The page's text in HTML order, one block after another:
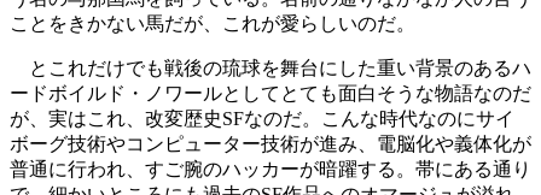
ことをきかない馬だが、これが愛らしいのだ。
とこれだけでも戦後の琉球を舞台にした重い背景のあるハ
ードボイルド・ノワールとしてとても面白そうな物語なのだ
が、実はこれ、改変歴史SFなのだ。こんな時代なのにサイ
ボーグ技術やコンピューター技術が進み、電脳化や義体化が
普通に行われ、すご腕のハッカーが暗躍する。帯にある通り